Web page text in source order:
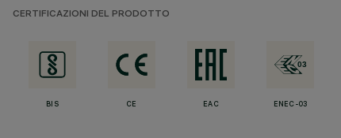
CERTIFICAZIONI DEL PRODOTTO
BIS CE EAC ENEC-03